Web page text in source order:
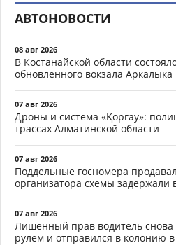
АВТОНОВОСТИ
08 авг 2026
В Костанайской области
обновленного вокзала Аркалыка
07 авг 2026
Дроны и система «Қорғау»:
трассах Алматинской области
07 авг 2026
Поддельные госномера
организатора схемы задержали
07 авг 2026
Лишённый прав водитель
рулём и отправился в колонию